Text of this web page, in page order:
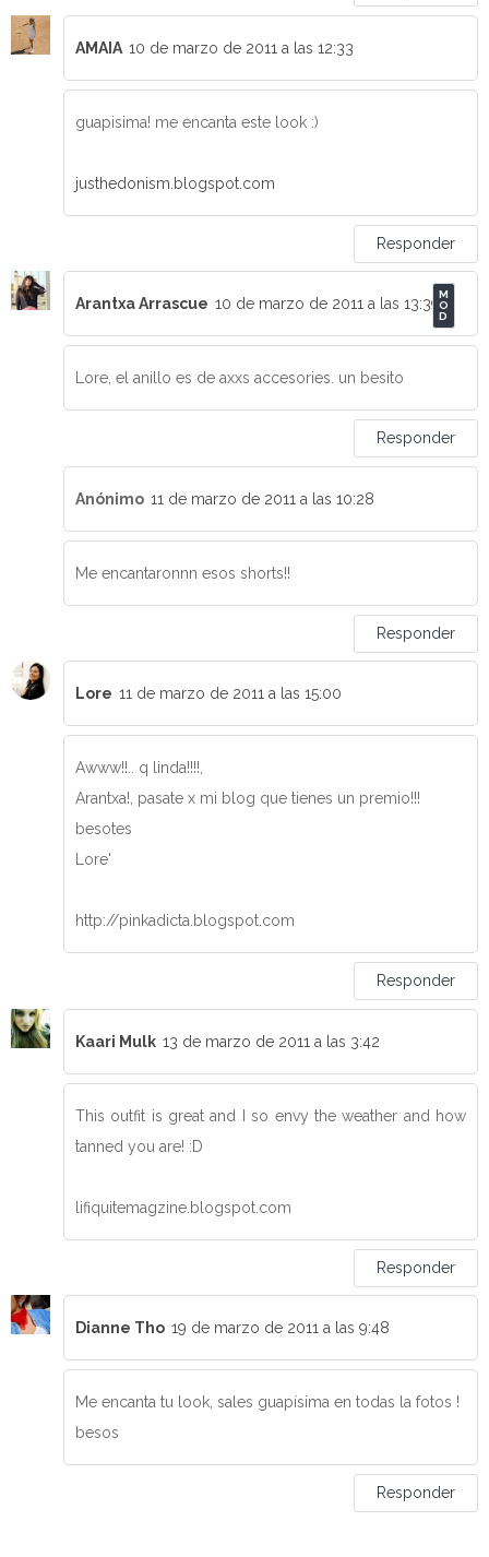
AMAIA 10 de marzo de 2011 a las 12:33
guapisima! me encanta este look :)
justhedonism.blogspot.com
Responder
Arantxa Arrascue 10 de marzo de 2011 a las 13:39
Lore, el anillo es de axxs accesories. un besito
Responder
Anónimo 11 de marzo de 2011 a las 10:28
Me encantaronnn esos shorts!!
Responder
Lore 11 de marzo de 2011 a las 15:00
Awww!!.. q linda!!!!,
Arantxa!, pasate x mi blog que tienes un premio!!!
besotes
Lore'
http://pinkadicta.blogspot.com
Responder
Kaari Mulk 13 de marzo de 2011 a las 3:42
This outfit is great and I so envy the weather and how
tanned you are! :D
lifiquitemagzine.blogspot.com
Responder
Dianne Tho 19 de marzo de 2011 a las 9:48
Me encanta tu look, sales guapísima en todas la fotos !
besos
Responder